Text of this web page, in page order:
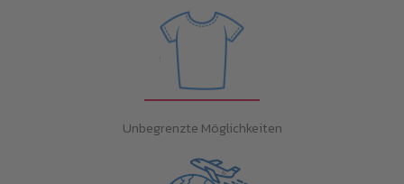
Unbegrenzte Möglichkeiten